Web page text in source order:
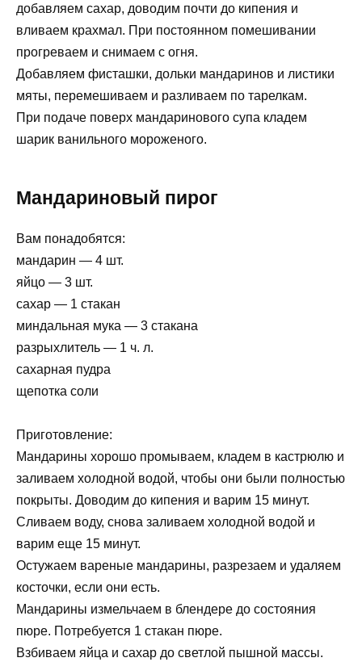
добавляем сахар, доводим почти до кипения и
вливаем крахмал. При постоянном помешивании
прогреваем и снимаем с огня.
Добавляем фисташки, дольки мандаринов и листики
мяты, перемешиваем и разливаем по тарелкам.
При подаче поверх мандаринового супа кладем
шарик ванильного мороженого.
Мандариновый пирог
Вам понадобятся:
мандарин — 4 шт.
яйцо — 3 шт.
сахар — 1 стакан
миндальная мука — 3 стакана
разрыхлитель — 1 ч. л.
сахарная пудра
щепотка соли
Приготовление:
Мандарины хорошо промываем, кладем в кастрюлю и
заливаем холодной водой, чтобы они были полностью
покрыты. Доводим до кипения и варим 15 минут.
Сливаем воду, снова заливаем холодной водой и
варим еще 15 минут.
Остужаем вареные мандарины, разрезаем и удаляем
косточки, если они есть.
Мандарины измельчаем в блендере до состояния
пюре. Потребуется 1 стакан пюре.
Взбиваем яйца и сахар до светлой пышной массы.